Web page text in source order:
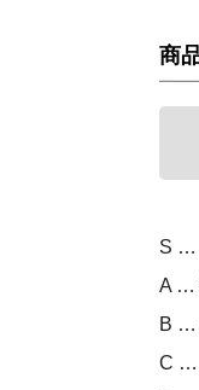
商
S …
A …
B …
C …